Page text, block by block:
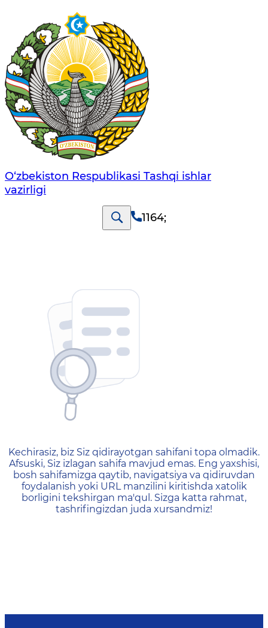
O‘zbеkistоn Rеspublikаsi Tashqi ishlаr
vаzirligi
1164;
404 — Страница не
Kechirasiz, biz Siz qidirayotgan sahifani topa olmadik.
Afsuski, Siz izlagan sahifa mavjud emas. Eng yaxshisi,
bosh sahifamizga qaytib, navigatsiya va qidiruvdan
foydalanish yoki URL manzilini kiritishda xatolik
borligini tekshirgan ma'qul. Sizga katta rahmat,
tashrifingizdan juda xursandmiz!